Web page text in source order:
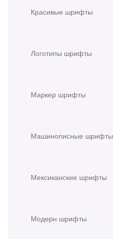
Красивые шрифты
Логотипы шрифты
Маркер шрифты
Машинописные шрифты
Мексиканские шрифты
Модерн шрифты